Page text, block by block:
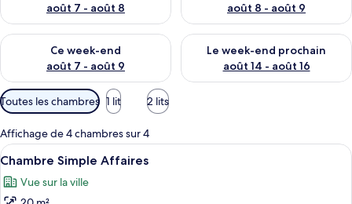
août 7 - août 8
août 8 - août 9
Ce week-end
août 7 - août 9
Vérifier la disponibilité pour ce week-end août 7 - août 9
Le week-end prochain
août 14 - août 16
Vérifier la disponibilité pour
Filtres
disponibles
pour
les
chambres
Toutes les chambres 1 lit 2 lits
Affichage de 4 chambres sur 4
Afficher
toutes
les
Une chambre d’hôtel avec un lit,
9
Chambre Simple Affaires
Vue sur la ville